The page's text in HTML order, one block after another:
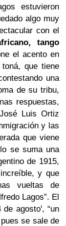
estuvieron
algo muy
con el
tango
el acento en
que tiene
una
de su tribu,
respuestas,
Luis Ortiz
y las
que viene
se suma una
de 1915,
y que
vueltas de
Lagos”. El
agosto', “un
se sale de